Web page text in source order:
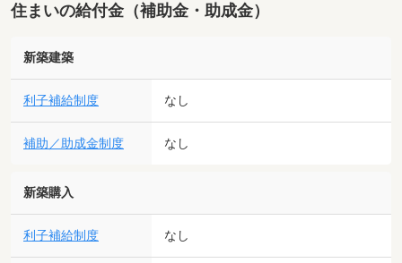
住まいの給付金（補助金・助成金）
新築建築
利子補給制度 なし
補助／助成金制度 なし
新築購入
利子補給制度 なし